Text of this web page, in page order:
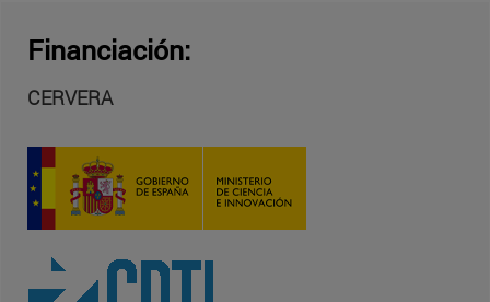
Financiación:
CERVERA